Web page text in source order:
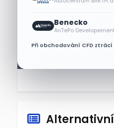
Benecko
AnTePo
Při obchodování CFD
Alternativní